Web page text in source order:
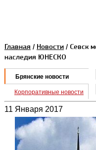
Главная / Новости/ Севск
наследия ЮНЕСКО
Брянские новости
Корпоративные новости
11 Января 2017